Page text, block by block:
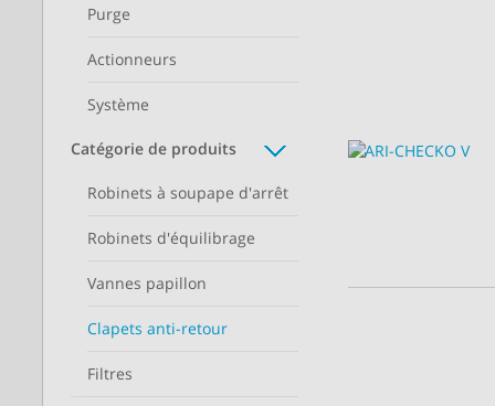
Purge
Actionneurs
Système
Catégorie de produits
Robinets à soupape d'arrêt
Robinets d'équilibrage
Vannes papillon
Clapets anti-retour
Filtres